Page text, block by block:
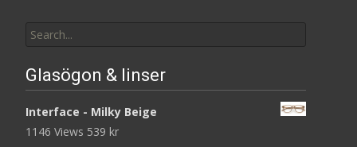
for:
Glasögon & linser
Interface - Milky Beige
1146 Views 539 kr